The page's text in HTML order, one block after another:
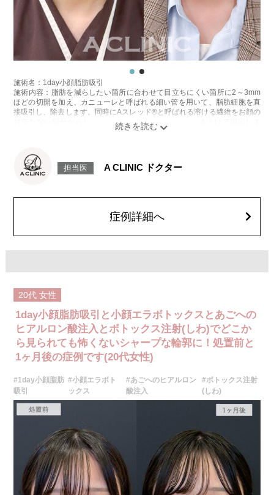
後は患部を脂肪吸引専用のフェイスバンドを使用して圧迫固定します。
施術時間：約20〜30分程
リスク、副作用：赤み、熱感、痛み、しびれ、むくみ、内出血などが術後
一時的に生じることがございます。また、稀に貧血、細菌感染症、左右
差、施術箇所の知覚鈍麻、ぼこつき、硬結、瘢痕化、色素沈着、脂肪塞栓
などを生じることがございます。
費用：272,800円〜1,408,000円(税込)
オプション：笑気麻酔 3,300円(税込)
施術名：1day小顔脂肪吸引
施術内容：脂肪を減らしたい箇所に合わせて目立ちにくい箇所に2～3mm
ほどの切開を加え、カニューレと呼ばれる細い管を用いて、脂肪細胞を直
接吸引し、除去します。同時にAスレッド®と呼ばれる溶ける繊維をお顔の
目立たない部分から皮下へ挿入し、皮膚を内側から引き上げて固定しま
感などが術後一時的に生じることがございます。また、稀に貧血、細菌感
染症、左右差、施術箇所の知覚鈍麻、ぼこつき、硬結、瘢痕化、色素沈
顔の脂肪吸引箇所の追加 1ヶ所ごと+162,800円(税込)
オプション：笑気麻酔 3,300円(税込)
施術内容：ボツリヌス菌から抽出されるたんぱく質を注入し、過剰に発達
した筋肉の動きを抑制します。これにより噛み締めの改善、咬筋を減量し
程続きます。
施術時間：約10分〜20分程
リスク、副作用：腫れ、赤み、内出血、痛み、突っ張り感などが生じるこ
とがございます。また、稀にアレルギー、細菌感染症などが生じることが
ございます。ボトックス注入後は男性は3か月、女性は2か月避妊して頂く
ようお願いします。
費用：アラガン社製 21,800円(税込) 〜164,400円(税込)
韓国製ボツリヌストキシン 5,500円(税込)〜78,000円(税込)
担当医 A CLINIC ドクター
症例詳細へ
20代 女性
1day小顔脂肪吸引と小顔エラボトックスとあごへの
ヒアルロン酸注入とボトックス注射(しわ)でどこか
ら見られても怖くないシャープな輪郭に！処置前と
1ヶ月後の症例です(20代女性)
#1day小顔脂肪
吸引
#小顔エラボト
ックス
#あごへのヒアルロン
酸注入
#ボトックス注射
(しわ)